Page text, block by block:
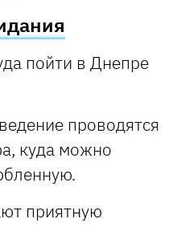
проводятся
куда можно
приятную